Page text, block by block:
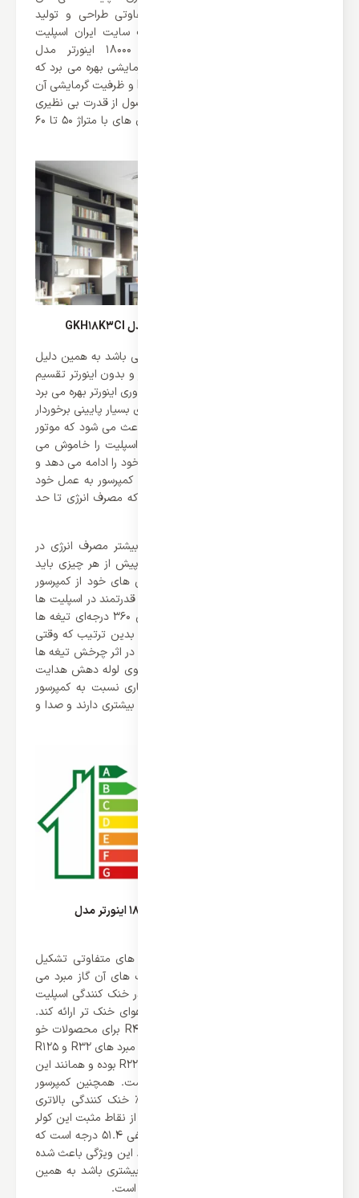
GKH کمپانی گری در ظرفیت های متفاوتی طراحی و تولید
شده‌اند که می توانید آن ها را در وب سایت ایران اسپلیت
مشاهده کنید. اسپلیت کاستی گری 18000 اینورتر مدل
GKH18K3CI از دو عملکرد سرمایشی و گرمایشی بهره می برد که
ظرفیت سرمایش آن برابر با 18000 BTU/h و ظرفیت گرمایشی آن
برابر با 21000 BTU/h می باشد. این محصول از قدرت بی نظیری
برخوردار می باشد که می توان برای مکان های با متراژ 50 تا 60
تنوع محصولات کمپانی گری بسیار زیاد می باشد به همین دلیل
محصولات این کمپانی به دو دسته اینورتر و بدون اینورتر تقسیم
می شوند. اسپلیت کاستی گری 18000 از فناوری اینورتر بهره می برد
و نسبت به سایر اسپلیت ها از مصرف انرژی بسیار پایینی برخوردار
می باشد. فناوری اینورتر در اسپلیت ها باعث می شود که موتور
اسپلیت کاملاً از کار نیفتد و هنگامی که اسپلیت را خاموش می
کنید کمپرسور با دور بسیار پایین فعالیت خود را ادامه می دهد و
هنگامی که دوباره اسپلیت را روشن کردید کمپرسور به عمل خود
ادامه می دهد این عمل باعث می شود که مصرف انرژی تا حد
یکی دیگر از راه های که باعث کاهش بیشتر مصرف انرژی در
اسپلیت می شود کمپرسور آن می باشد. پیش از هر چیزی باید
گفت که کمپانی گری برای اسپلیت کاستی های خود از کمپرسور
روتاری بهره می برد که یکی از موتور های قدرتمند در اسپلیت ها
می باشد. کمپرسور روتاری، توسط چرخش 360 درجه‌ای تیغه‌ ها
عمل مکش و تراکم مبرد انجام می‌ دهد. بدین ترتیب که وقتی
گاز از دریچه ورودی وارد کمپرسور می‌شود، در اثر چرخش تیغه‌ ها
و برخورد پره‌ ها با گاز آن را با فشار به سوی لوله دهش هدایت
می‌کند. باید گفت که کمپرسور های روتاری نسبت به کمپرسور
های پیستونی مصرف برق کمتر و راندمان بیشتری دارند و صدا و
گاز مبرد R410a در اسپلیت کاستی گری 18000 اینورتر مدل
اسپلیت های کاستی از قطعات و بخش های متفاوتی تشکیل
شده است اما یکی از اصلی ترین قسمت های آن گاز مبرد می
باشد. همانطور که آگاه هستید گاز مبرد در خنک کنندگی اسپلیت
نقش اساسی دارد و باعث می شود که هوای خنک تر ارائه کند.
کمپانی گری به نوبت خود از گاز مبرد R410a برای محصولات خو
استفاده می کند. گاز مبرد R410A ترکیبی از مبرد های R32 و R125
می باشد. گاز مبرد R410 بهترین جایگزین R22 بوده و همانند این
گاز از انعطاف پذیری بالایی برخوردار است. همچنین کمپرسور
های که از گاز R410a بهره می برند 40% خنک کنندگی بالاتری
نسبت به گاز های R22 دارند که این یکی از نقاط مثبت این کولر
گازی ها است. نقطه جوش گاز R410a منفی 51.4 درجه است که
بازدهی بیشتری نسبت به سایر گاز ها دارد. این ویژگی باعث شده
که گاز R410a دارای ظرفیت سرما سازی بیشتری باشد به همین
دلیل در کولر های گازی بیسار کاربرد داشته است.